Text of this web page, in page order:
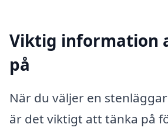
Viktig information
på
När du väljer en
är det viktigt att tänka på